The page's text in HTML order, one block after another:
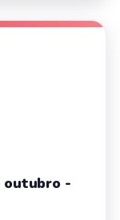
outubro -